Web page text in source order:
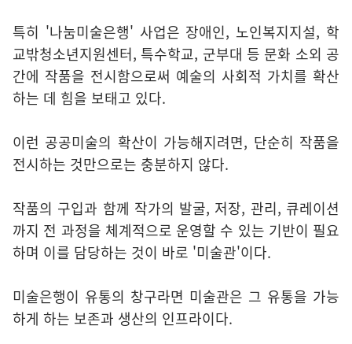
특히 '나눔미술은행' 사업은 장애인, 노인복지지설, 학
교밖청소년지원센터, 특수학교, 군부대 등 문화 소외 공
간에 작품을 전시함으로써 예술의 사회적 가치를 확산
하는 데 힘을 보태고 있다.
이런 공공미술의 확산이 가능해지려면, 단순히 작품을
전시하는 것만으로는 충분하지 않다.
작품의 구입과 함께 작가의 발굴, 저장, 관리, 큐레이션
까지 전 과정을 체계적으로 운영할 수 있는 기반이 필요
하며 이를 담당하는 것이 바로 '미술관'이다.
미술은행이 유통의 창구라면 미술관은 그 유통을 가능
하게 하는 보존과 생산의 인프라이다.